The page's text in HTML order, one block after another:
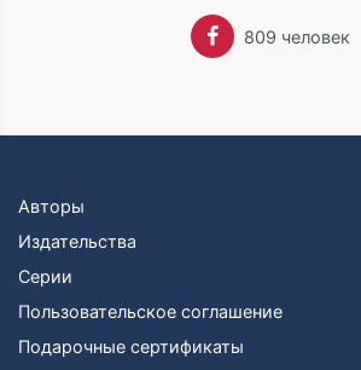
809 человек
Авторы
Издательства
Серии
Пользовательское соглашение
Подарочные сертификаты